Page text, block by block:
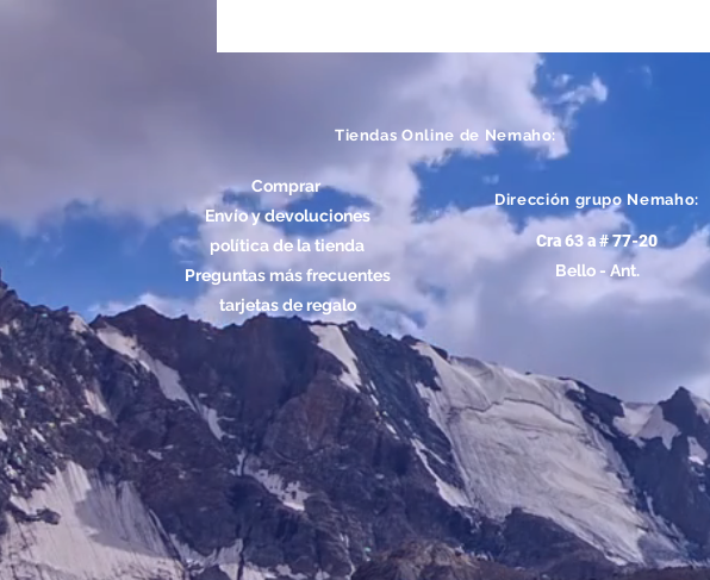
Tiendas Online de Nemaho:
Comprar
Envío y devoluciones
política de la tienda
Preguntas más frecuentes
tarjetas de regalo
Dirección grupo Nemaho:
Cra 63 a # 77-20
Bello - Ant.